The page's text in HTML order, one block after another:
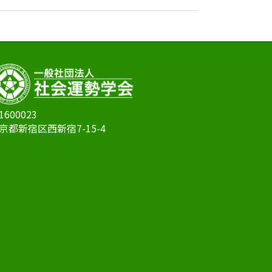
都新宿区西新宿7-15-4